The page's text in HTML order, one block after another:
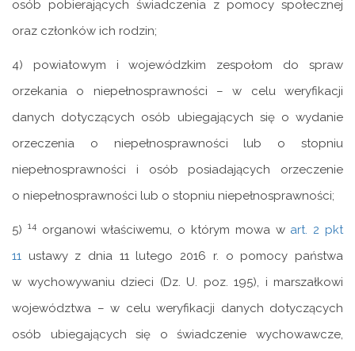
osób pobierających świadczenia z pomocy społecznej
oraz członków ich rodzin;
4) powiatowym i wojewódzkim zespołom do spraw
orzekania o niepełnosprawności – w celu weryfikacji
danych dotyczących osób ubiegających się o wydanie
orzeczenia o niepełnosprawności lub o stopniu
niepełnosprawności i osób posiadających orzeczenie
o niepełnosprawności lub o stopniu niepełnosprawności;
5) 14organowi właściwemu, o którym mowa w art. 2 pkt
11 ustawy z dnia 11 lutego 2016 r. o pomocy państwa
w wychowywaniu dzieci (Dz. U. poz. 195), i marszałkowi
województwa – w celu weryfikacji danych dotyczących
osób ubiegających się o świadczenie wychowawcze,